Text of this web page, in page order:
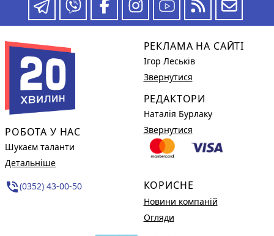
РОБОТА У НАС
Шукаєм таланти
Детальніше
phone_in_talk(0352) 43-00-50
РЕКЛАМА НА САЙТІ
Ігор Леськів
Звернутися
РЕДАКТОРИ
Наталія Бурлаку
Звернутися
КОРИСНЕ
Новини компаній
Огляди